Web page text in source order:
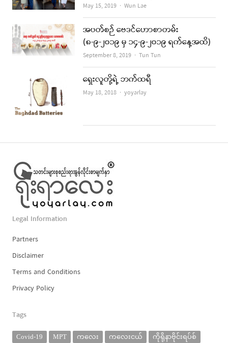
May 15, 2019 Author
Wun Lae
အပတ်စဉ် ဗေဒင်ဟောစာတမ်း
(၈-၉-၂၀၁၉ မှ ၁၄-၉-၂၀၁၉ ရက်နေ့အထိ)
September 8, 2019 Author
Tun Tun
ရှေးလူတို့ရဲ့ ဘက်ထရီ
May 18, 2018 Author
yoyarlay
Legal Information
Partners
Disclaimer
Terms and Conditions
Privacy Policy
Tags
Covid-19 MPT ကလေး ကလေးငယ် ကိုရိုနာဗိုင်းရပ်စ်